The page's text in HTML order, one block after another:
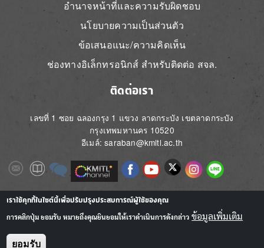
อำนาจหน้าที่และความรับผิดชอบ
นโยบายความเป็นส่วนตัว
ข้อเสนอแนะ/ความคิดเห็น
ช่องทางอิเล็กทรอนิกส์ สำหรับติดต่อ สจล.
ติดต่อเรา
เลขที่ 1 ซอย ฉลองกรุง 1 แขวง ลาดกระบัง เขตลาดกระบัง
กรุงเทพมหานคร 10520
อีเมล์: saraban@kmitl.ac.th
ImageImageImage Image ImageImageImageImageImage
Image Image
เราใช้คุกกี้ในไซต์นี้เพื่อปรับปรุงประสบการณ์ผู้ใช้ของคุณ
การคลิกปุ่ม ยอมรับ หมายถึงคุณยินยอมให้เราดำเนินการดังกล่าว ข้อมูลเพิ่มเติม
ยอมรับ